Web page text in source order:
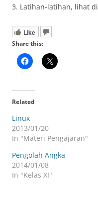
3. Latihan-latihan, lihat di
Like
Share this:
Related
Linux
2013/01/20
In "Materi Pengajaran"
Pengolah Angka
2014/01/08
In "Kelas XI"